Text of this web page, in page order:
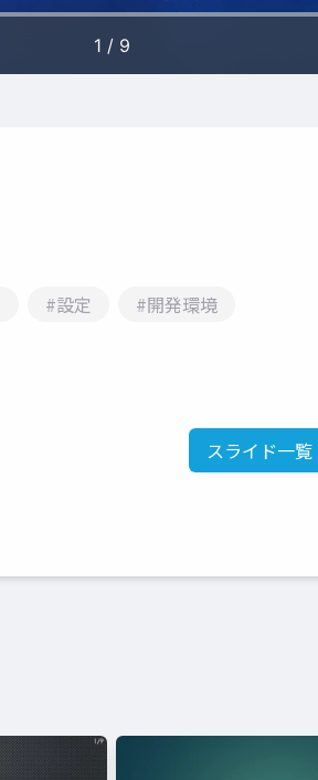
#設定 #開発環境
スライド一覧